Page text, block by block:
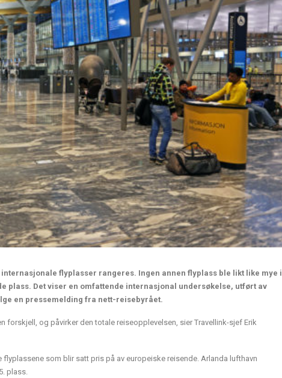
flyplasser rangeres. Ingen annen flyplass ble likt like mye i
plass. Det viser en omfattende internasjonal undersøkelse, utført av
en pressemelding fra nett-reisebyrået.
og påvirker den totale reiseopplevelsen, sier Travellink-sjef Erik
som blir satt pris på av europeiske reisende. Arlanda lufthavn
plass.